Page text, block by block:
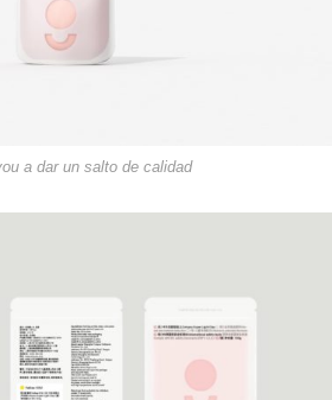
a dar un salto de calidad